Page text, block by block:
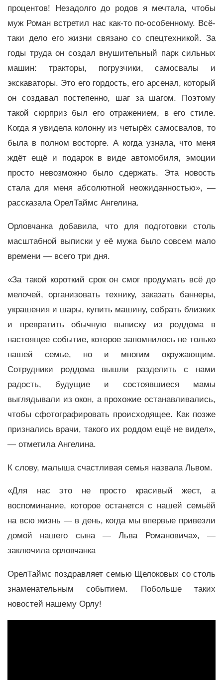
процентов! Незадолго до родов я мечтала, чтобы
муж Роман встретил нас как-то по-особенному. Всё-
таки дело его жизни связано со спецтехникой. За
годы труда он создал внушительный парк сильных
машин: тракторы, погрузчики, самосвалы и
экскаваторы. Это его гордость, его арсенал, который
он создавал постепенно, шаг за шагом. Поэтому
такой сюрприз был его отражением, в его стиле.
Когда я увидела колонну из четырёх самосвалов, то
была в полном восторге. А когда узнала, что меня
ждёт ещё и подарок в виде автомобиля, эмоции
просто невозможно было сдержать. Эта новость
стала для меня абсолютной неожиданностью», —
рассказала ОрелТаймс Ангелина.
Орловчанка добавила, что для подготовки столь
масштабной выписки у её мужа было совсем мало
времени — всего три дня.
«За такой короткий срок он смог продумать всё до
мелочей, организовать технику, заказать баннеры,
украшения и шары, купить машину, собрать близких
и превратить обычную выписку из роддома в
настоящее событие, которое запомнилось не только
нашей семье, но и многим окружающим.
Сотрудники роддома вышли разделить с нами
радость, будущие и состоявшиеся мамы
выглядывали из окон, а прохожие останавливались,
чтобы сфотографировать происходящее. Как позже
признались врачи, такого их роддом ещё не видел»,
— отметила Ангелина.
К слову, малыша счастливая семья назвала Львом.
«Для нас это не просто красивый жест, а
воспоминание, которое останется с нашей семьёй
на всю жизнь — в день, когда мы впервые привезли
домой нашего сына — Льва Романовича», —
заключила орловчанка
ОрелТаймс поздравляет семью Щелоковых со столь
знаменательным событием. Побольше таких
новостей нашему Орлу!